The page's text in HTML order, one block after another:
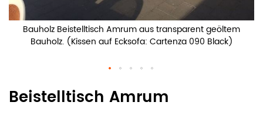
Beistelltisch Amrum
Bauholz Beistelltisch Amrum aus transparent geöltem
Bauholz. (Kissen auf Ecksofa: Cartenza 090 Black)